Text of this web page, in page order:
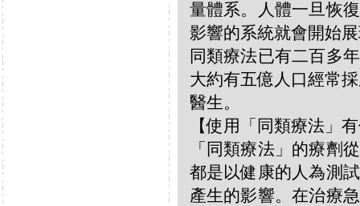
量體系。人體一旦恢
影響的系統就會開始
同類療法已有二百多
大約有五億人口經常
醫生。
【使用「同類療法」
「同類療法」的療劑
都是以健康的人為測
產生的影響。在治療